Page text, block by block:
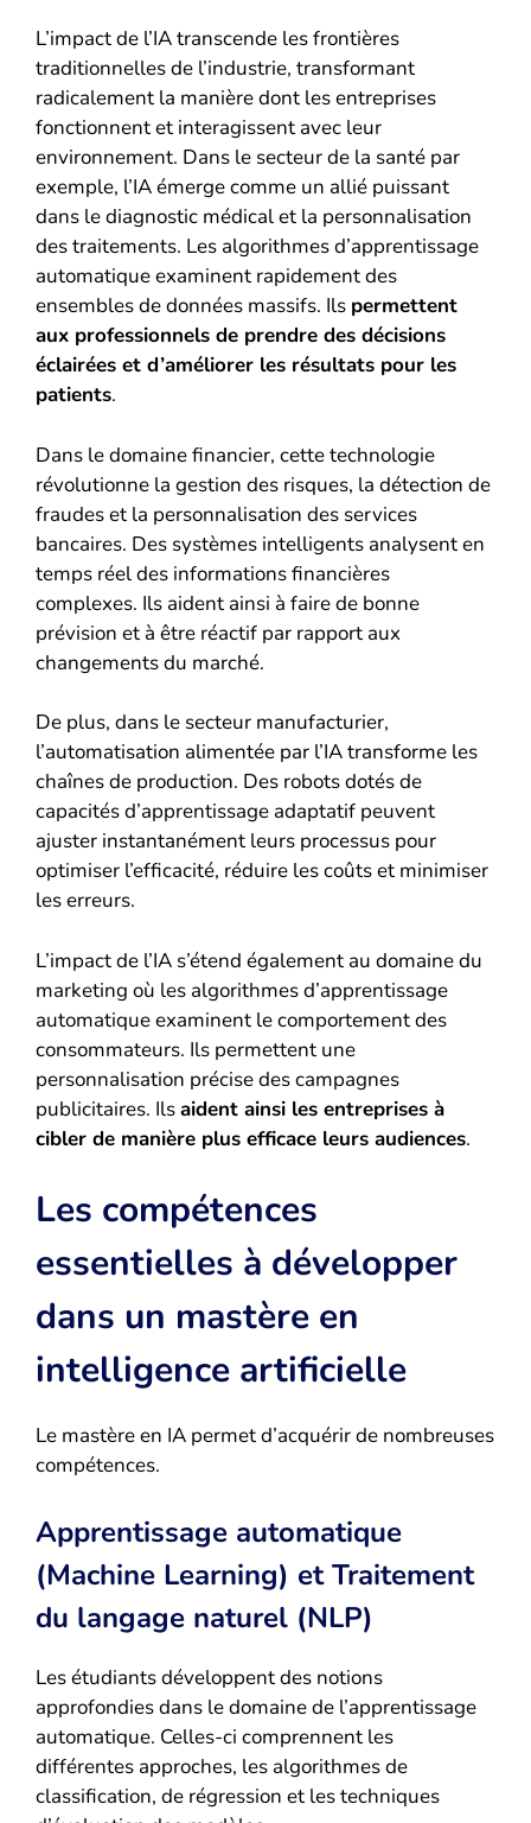
L’impact de l’IA transcende les frontières
traditionnelles de l’industrie, transformant
radicalement la manière dont les entreprises
fonctionnent et interagissent avec leur
environnement. Dans le secteur de la santé par
exemple, l’IA émerge comme un allié puissant
dans le diagnostic médical et la personnalisation
des traitements. Les algorithmes d’apprentissage
automatique examinent rapidement des
ensembles de données massifs. Ils permettent
aux professionnels de prendre des décisions
éclairées et d’améliorer les résultats pour les
patients.
Dans le domaine financier, cette technologie
révolutionne la gestion des risques, la détection de
fraudes et la personnalisation des services
bancaires. Des systèmes intelligents analysent en
temps réel des informations financières
complexes. Ils aident ainsi à faire de bonne
prévision et à être réactif par rapport aux
changements du marché.
De plus, dans le secteur manufacturier,
l’automatisation alimentée par l’IA transforme les
chaînes de production. Des robots dotés de
capacités d’apprentissage adaptatif peuvent
ajuster instantanément leurs processus pour
optimiser l’efficacité, réduire les coûts et minimiser
les erreurs.
L’impact de l’IA s’étend également au domaine du
marketing où les algorithmes d’apprentissage
automatique examinent le comportement des
consommateurs. Ils permettent une
personnalisation précise des campagnes
publicitaires. Ilsaident ainsi les entreprises à
cibler de manière plus efficace leurs audiences.
Les compétences
essentielles à développer
dans un mastère en
intelligence artificielle
Le mastère en IA permet d’acquérir de nombreuses
compétences.
Apprentissage automatique
(Machine Learning) et Traitement
du langage naturel (NLP)
Les étudiants développent des notions
approfondies dans le domaine de l’apprentissage
automatique. Celles-ci comprennent les
différentes approches, les algorithmes de
classification, de régression et les techniques